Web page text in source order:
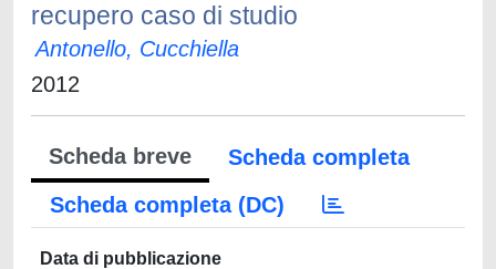
recupero caso di studio
Antonello, Cucchiella
2012
Scheda breve
Scheda completa
Scheda completa (DC)
Data di pubblicazione